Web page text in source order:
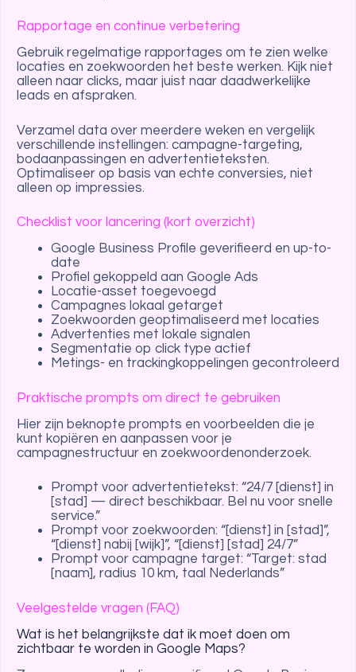
Rapportage en continue verbetering
Gebruik regelmatige rapportages om te zien welke
locaties en zoekwoorden het beste werken. Kijk niet
alleen naar clicks, maar juist naar daadwerkelijke
leads en afspraken.
Verzamel data over meerdere weken en vergelijk
verschillende instellingen: campagne-targeting,
bodaanpassingen en advertentieteksten.
Optimaliseer op basis van echte conversies, niet
alleen op impressies.
Checklist voor lancering (kort overzicht)
Google Business Profile geverifieerd en up-to-
date
Profiel gekoppeld aan Google Ads
Locatie-asset toegevoegd
Campagnes lokaal getarget
Zoekwoorden geoptimaliseerd met locaties
Advertenties met lokale signalen
Segmentatie op click type actief
Metings- en trackingkoppelingen gecontroleerd
Praktische prompts om direct te gebruiken
Hier zijn beknopte prompts en voorbeelden die je
kunt kopiëren en aanpassen voor je
campagnestructuur en zoekwoordenonderzoek.
Prompt voor advertentietekst: “24/7 [dienst] in
[stad] — direct beschikbaar. Bel nu voor snelle
service.”
Prompt voor zoekwoorden: “[dienst] in [stad]”,
“[dienst] nabij [wijk]”, “[dienst] [stad] 24/7”
Prompt voor campagne target: “Target: stad
[naam], radius 10 km, taal Nederlands”
Veelgestelde vragen (FAQ)
Wat is het belangrijkste dat ik moet doen om
zichtbaar te worden in Google Maps?